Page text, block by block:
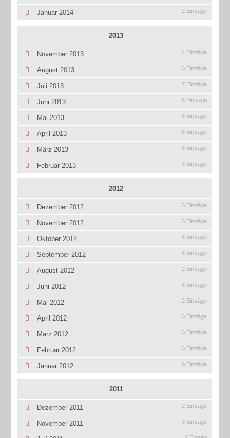
Januar 2014 2 Einträge
2013
November 2013 4 Einträge
August 2013 3 Einträge
Juli 2013 7 Einträge
Juni 2013 5 Einträge
Mai 2013 4 Einträge
April 2013 5 Einträge
März 2013 4 Einträge
Februar 2013 3 Einträge
2012
Dezember 2012 3 Einträge
November 2012 3 Einträge
Oktober 2012 4 Einträge
September 2012 4 Einträge
August 2012 2 Einträge
Juni 2012 4 Einträge
Mai 2012 2 Einträge
April 2012 3 Einträge
März 2012 3 Einträge
Februar 2012 3 Einträge
Januar 2012 6 Einträge
2011
Dezember 2011 2 Einträge
November 2011 3 Einträge